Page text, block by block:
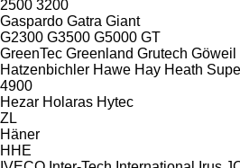
2500 3200
Gaspardo Gatra Giant
G2300 G3500 G5000 GT
GreenTec Greenland Grutech Göweil
Hatzenbichler Hawe Hay Heath
4900
Hezar Holaras Hytec
ZL
Häner
HHE